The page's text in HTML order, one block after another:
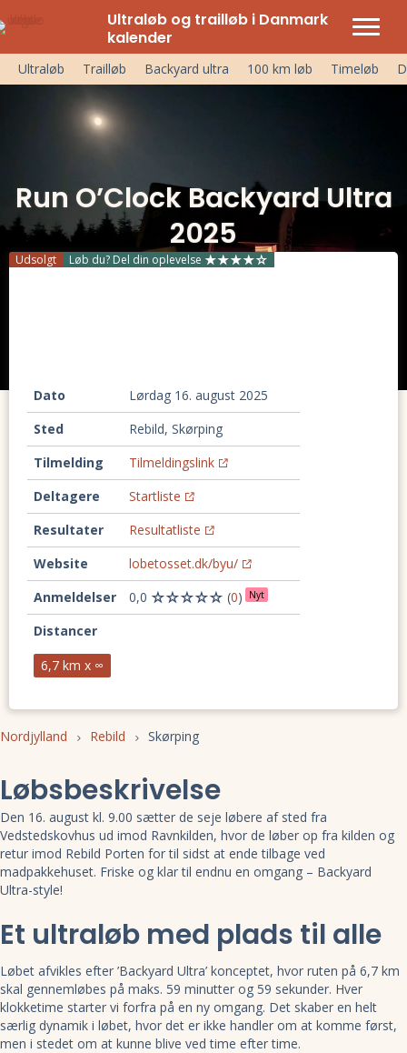
Ultraløb og trailløb i Danmark
kalender
Ultraløb Trailløb Backyard ultra 100 km løb Timeløb
Run O’Clock Backyard Ultra
2025
Udsolgt Løb du? Del din oplevelse
Dato
lørdag 16. august 2025
Sted
Rebild, Skørping
Tilmelding
Tilmeldingslink
Deltagere
Startliste
Resultater
Resultatliste
Website
lobetosset.dk/byu/
Anmeldelser
0,0 (0) Nyt
Distancer
6,7 km x ∞
Nordjylland Rebild Skørping
Løbsbeskrivelse
Den 16. august kl. 9.00 sætter de seje løbere af sted fra
Vedstedskovhus ud imod Ravnkilden, hvor de løber op fra kilden og
retur imod Rebild Porten for til sidst at ende tilbage ved
madpakkehuset. Friske og klar til endnu en omgang – Backyard
Ultra-style!
Et ultraløb med plads til alle
Løbet afvikles efter ’Backyard Ultra’ konceptet, hvor ruten på 6,7 km
skal gennemløbes på maks. 59 minutter og 59 sekunder. Hver
klokketime starter vi forfra på en ny omgang. Det skaber en helt
særlig dynamik i løbet, hvor det er ikke handler om at komme først,
men i stedet om at kunne blive ved time efter time.